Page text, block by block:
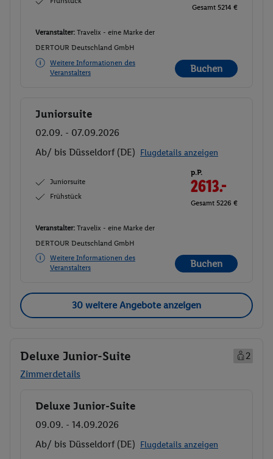
Gesamt 5214 €
Veranstalter: Travelix - eine Marke der
DERTOUR Deutschland GmbH
Weitere Informationen des
Veranstalters
Buchen
Buchen
Juniorsuite
02.09. - 07.09.2026
Ab/ bis Düsseldorf (DE) Flugdetails anzeigen
Juniorsuite
Frühstück
p.P.
2613.-
Gesamt 5226 €
Veranstalter: Travelix - eine Marke der
DERTOUR Deutschland GmbH
Weitere Informationen des
Veranstalters
Buchen
30 weitere Angebote anzeigen
Deluxe Junior-Suite
2
Zimmerdetails
Buchen
Deluxe Junior-Suite
09.09. - 14.09.2026
Ab/ bis Düsseldorf (DE) Flugdetails anzeigen